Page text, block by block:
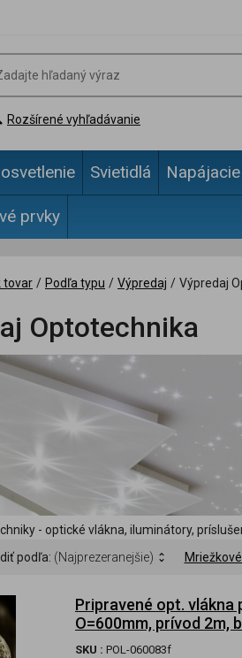
Rozšírené vyhľadávanie
Svietidlá
prvky
tovar / Podľa typu / Výpredaj / Výpredaj
Optotechnika
- optické vlákna, iluminátory,
podľa: (Najprezeranejšie)
Pripravené opt. vlákna
O=600mm, prívod 2m,
SKU : POL-060083f